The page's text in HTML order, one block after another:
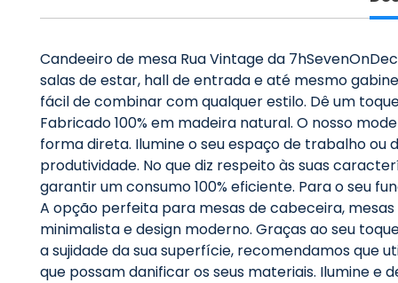
Candeeiro de mesa Rua Vintage da
salas de estar, hall de entrada e até mesmo
fácil de combinar com qualquer estilo. Dê um
Fabricado 100% em madeira natural. O nosso
forma direta. Ilumine o seu espaço de trabalho ou
produtividade. No que diz respeito às suas
garantir um consumo 100% eficiente. Para o seu
A opção perfeita para mesas de cabeceira,
minimalista e design moderno. Graças ao seu
a sujidade da sua superfície, recomendamos que
que possam danificar os seus materiais. Ilumine e